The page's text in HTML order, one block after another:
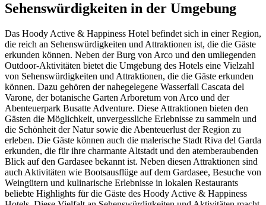
Sehenswürdigkeiten in der Umgebung
Das Hoody Active & Happiness Hotel befindet sich in einer Region,
die reich an Sehenswürdigkeiten und Attraktionen ist, die die Gäste
erkunden können. Neben der Burg von Arco und den umliegenden
Outdoor-Aktivitäten bietet die Umgebung des Hotels eine Vielzahl
von Sehenswürdigkeiten und Attraktionen, die die Gäste erkunden
können. Dazu gehören der nahegelegene Wasserfall Cascata del
Varone, der botanische Garten Arboretum von Arco und der
Abenteuerpark Busatte Adventure. Diese Attraktionen bieten den
Gästen die Möglichkeit, unvergessliche Erlebnisse zu sammeln und
die Schönheit der Natur sowie die Abenteuerlust der Region zu
erleben. Die Gäste können auch die malerische Stadt Riva del Garda
erkunden, die für ihre charmante Altstadt und den atemberaubenden
Blick auf den Gardasee bekannt ist. Neben diesen Attraktionen sind
auch Aktivitäten wie Bootsausflüge auf dem Gardasee, Besuche von
Weingütern und kulinarische Erlebnisse in lokalen Restaurants
beliebte Highlights für die Gäste des Hoody Active & Happiness